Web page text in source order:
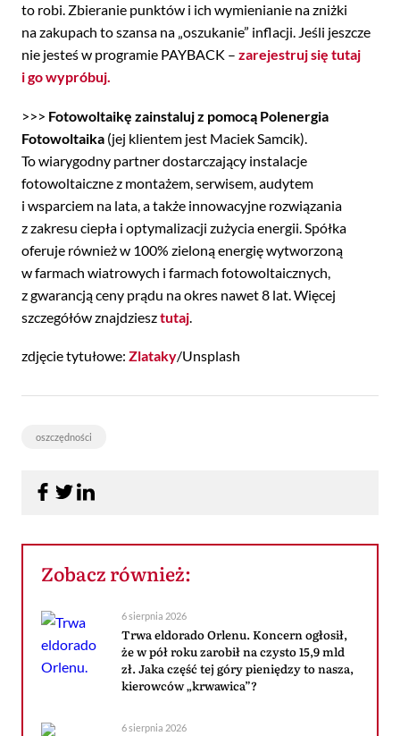
to robi. Zbieranie punktów i ich wymienianie na zniżki
na zakupach to szansa na „oszukanie” inflacji. Jeśli jeszcze
nie jesteś w programie PAYBACK – zarejestruj się tutaj
i go wypróbuj.
>>> Fotowoltaikę zainstaluj z pomocą Polenergia
Fotowoltaika (jej klientem jest Maciek Samcik).
To wiarygodny partner dostarczający instalacje
fotowoltaiczne z montażem, serwisem, audytem
i wsparciem na lata, a także innowacyjne rozwiązania
z zakresu ciepła i optymalizacji zużycia energii. Spółka
oferuje również w 100% zieloną energię wytworzoną
w farmach wiatrowych i farmach fotowoltaicznych,
z gwarancją ceny prądu na okres nawet 8 lat. Więcej
szczegółów znajdziesztutaj
zdjęcie tytułowe: Zlataky/Unsplash
oszczędności
Zobacz również:
6 sierpnia 2026
Trwa eldorado Orlenu. Koncern ogłosił,
że w pół roku zarobił na czysto 15,9 mld
zł. Jaka część tej góry pieniędzy to nasza,
kierowców „krwawica”?
6 sierpnia 2026